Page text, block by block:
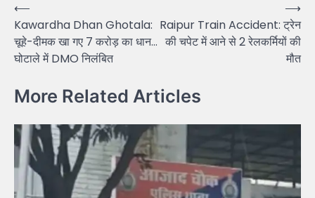
Post
navigation
⟵
Kawardha Dhan Ghotala:
चूहे-दीमक खा गए 7 करोड़ का धान…
घोटाले में DMO निलंबित
Raipur Train Accident: ट्रेन
की चपेट में आने से 2 रेलकर्मियों की
मौत
⟶
More Related Articles